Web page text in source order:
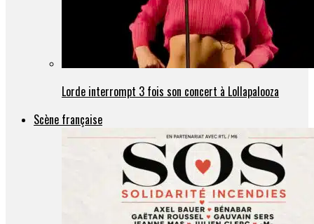
Lorde interrompt 3 fois son concert à Lollapalooza
Scène française